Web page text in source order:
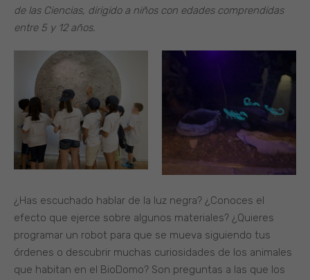
de las Ciencias, dirigido a niños con edades comprendidas
entre 5 y 12 años.
¿Has escuchado hablar de la luz negra? ¿Conoces el
efecto que ejerce sobre algunos materiales? ¿Quieres
programar un robot para que se mueva siguiendo tus
órdenes o descubrir muchas curiosidades de los animales
que habitan en el BioDomo? Son preguntas a las que los